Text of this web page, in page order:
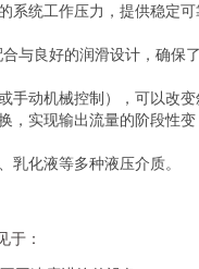
系统工作压力，提供稳定
合与良好的润滑设计，确保
手动机械控制），可以改变
，实现输出流量的阶段性变
乳化液等多种液压介质。
于：